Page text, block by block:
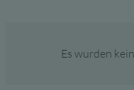
Es wurden